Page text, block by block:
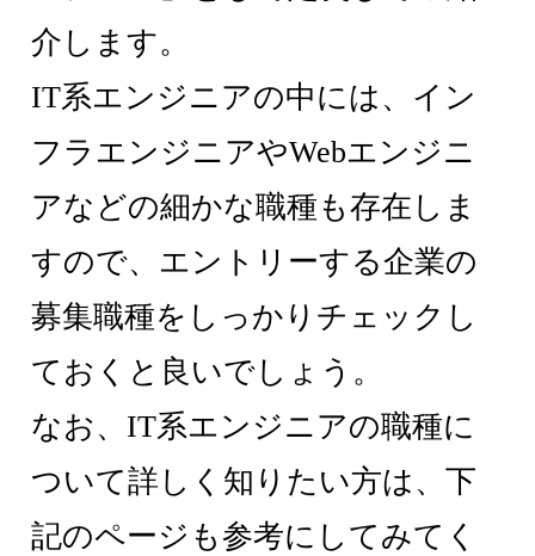
介します。
IT系エンジニアの中には、イン
フラエンジニアやWebエンジニ
アなどの細かな職種も存在しま
すので、エントリーする企業の
募集職種をしっかりチェックし
ておくと良いでしょう。
なお、IT系エンジニアの職種に
ついて詳しく知りたい方は、下
記のページも参考にしてみてく